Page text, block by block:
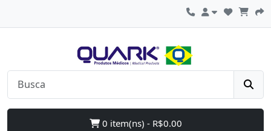
0 item(ns) - R$0.00